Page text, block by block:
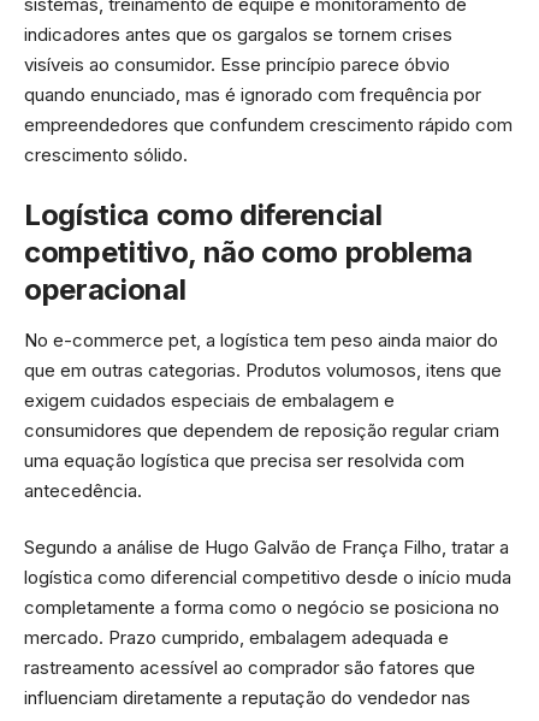
indicadores antes que os gargalos se tornem crises
visíveis ao consumidor. Esse princípio parece óbvio
quando enunciado, mas é ignorado com frequência por
empreendedores que confundem crescimento rápido com
crescimento sólido.
Logística como diferencial
competitivo, não como problema
operacional
No e-commerce pet, a logística tem peso ainda maior do
que em outras categorias. Produtos volumosos, itens que
exigem cuidados especiais de embalagem e
consumidores que dependem de reposição regular criam
uma equação logística que precisa ser resolvida com
antecedência.
Segundo a análise de Hugo Galvão de França Filho, tratar a
logística como diferencial competitivo desde o início muda
completamente a forma como o negócio se posiciona no
mercado. Prazo cumprido, embalagem adequada e
rastreamento acessível ao comprador são fatores que
influenciam diretamente a reputação do vendedor nas